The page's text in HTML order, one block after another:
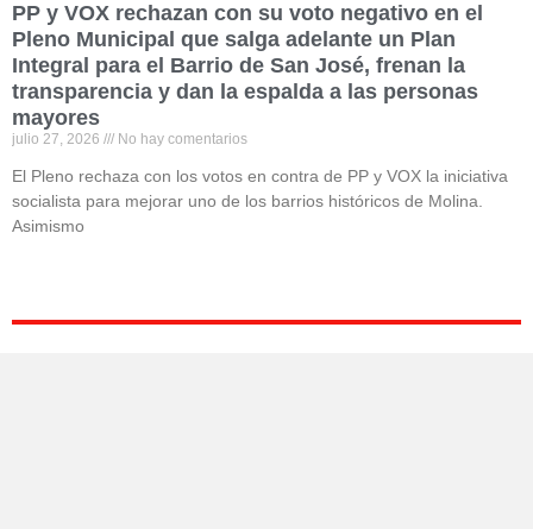
PP y VOX rechazan con su voto negativo en el
Pleno Municipal que salga adelante un Plan
Integral para el Barrio de San José, frenan la
transparencia y dan la espalda a las personas
mayores
julio 27, 2026 No hay comentarios
El Pleno rechaza con los votos en contra de PP y VOX la iniciativa
socialista para mejorar uno de los barrios históricos de Molina.
Asimismo